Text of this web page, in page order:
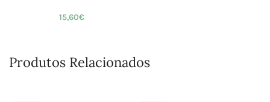
15,60€
Produtos Relacionados